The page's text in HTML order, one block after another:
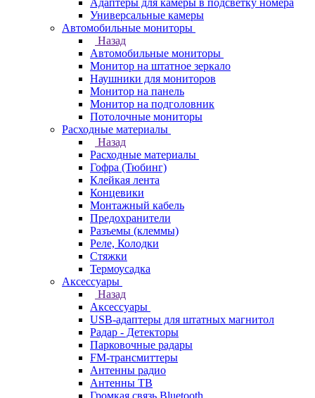
Адаптеры для камеры в подсветку номера
Универсальные камеры
Автомобильные мониторы
Назад
Автомобильные мониторы
Монитор на штатное зеркало
Наушники для мониторов
Монитор на панель
Монитор на подголовник
Потолочные мониторы
Расходные материалы
Назад
Расходные материалы
Гофра (Тюбинг)
Клейкая лента
Концевики
Монтажный кабель
Предохранители
Разъемы (клеммы)
Реле, Колодки
Стяжки
Термоусадка
Аксессуары
Назад
Аксессуары
USB-адаптеры для штатных магнитол
Радар - Детекторы
Парковочные радары
FM-трансмиттеры
Антенны радио
Антенны ТВ
Громкая связь Bluetooth